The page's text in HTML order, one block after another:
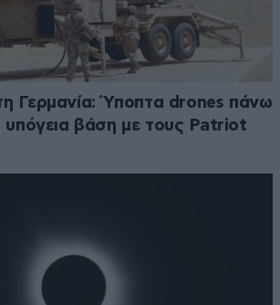
Γερμανία: Ύποπτα drones πάνω
υπόγεια βάση με τους Patriot